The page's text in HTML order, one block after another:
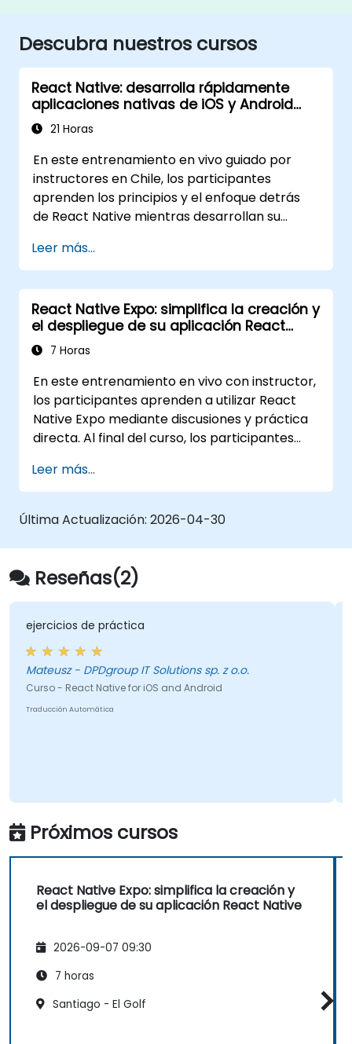
Descubra nuestros cursos
React Native: desarrolla rápidamente
aplicaciones nativas de iOS y Android
con Javascript
21 Horas
En este entrenamiento en vivo guiado por
instructores en Chile, los participantes
aprenden los principios y el enfoque detrás
de React Native mientras desarrollan su
Leer más...
React Native Expo: simplifica la creación y
el despliegue de su aplicación React
Native7 Horas
En este entrenamiento en vivo con instructor,
los participantes aprenden a utilizar React
Native Expo mediante discusiones y práctica
directa. Al final del curso, los participantes
implementar su propia aplicación de React
Native utilizando React Native Expo.
Leer más...
Última Actualización: 2026-04-30
Reseñas(2)
ejercicios de práctica
Mateusz - DPDgroup IT Solutions sp. z o.o.
Curso - React Native for iOS and Android
Traducción Automática
Próximos cursos
React Native Expo: simplifica la creación y
el despliegue de su aplicación React Native
2026-09-07 09:30
7 horas
Santiago - El Golf